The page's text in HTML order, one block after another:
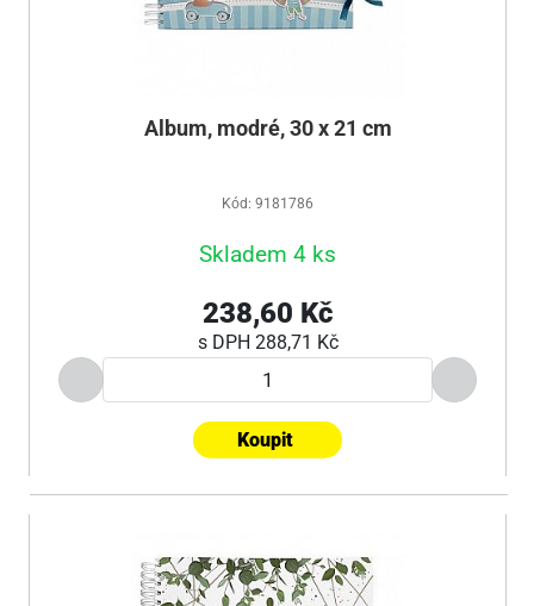
Album, modré, 30 x 21 cm
Kód: 9181786
Skladem 4 ks
238,60 Kč
s DPH 288,71 Kč
Koupit